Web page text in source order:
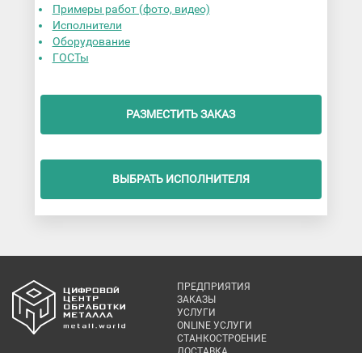
Примеры работ (фото, видео)
Исполнители
Оборудование
ГОСТы
РАЗМЕСТИТЬ ЗАКАЗ
ВЫБРАТЬ ИСПОЛНИТЕЛЯ
ПРЕДПРИЯТИЯ
ЗАКАЗЫ
УСЛУГИ
ONLINE УСЛУГИ
СТАНКОСТРОЕНИЕ